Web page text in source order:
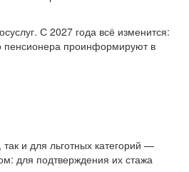
С 2027 года всё изменится:
пенсионера проинформируют в
и для льготных категорий —
для подтверждения их стажа